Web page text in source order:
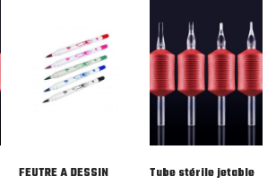
FEUTRE A DESSIN
Tube stérile jetable